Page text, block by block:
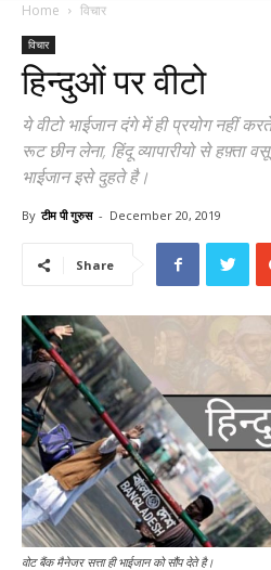
Home विचार
विचार
हिन्दुओं पर वीटो
ये वीटो भाईजान दंगे में ही प्रयोग नहीं
रूट छीन लेना, हिंदू व्यापारीयो से हफ़्ता
भाईजान इसे दुहते है।
By टीम पी गुरुस - December 20, 2019
Share
वोट बैंक मैनेजर सत्ता ही भाईजान को सौंप देते है।